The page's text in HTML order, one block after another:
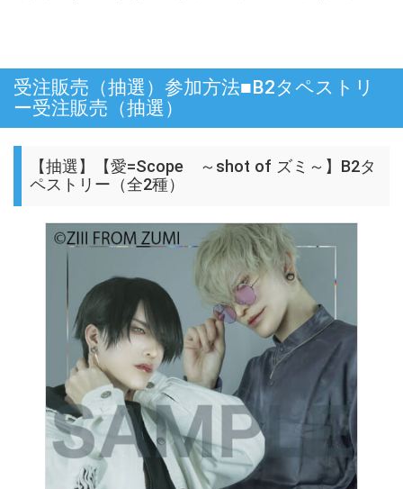
受注販売（抽選）参加方法■B2タペストリ
ー受注販売（抽選）
【抽選】【愛=Scope ～shot of ズミ～】B2タ
ペストリー（全2種）